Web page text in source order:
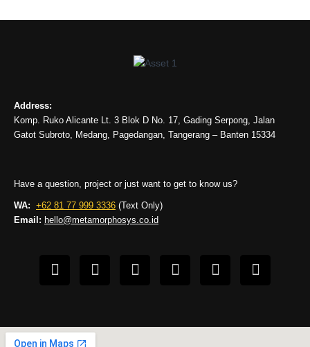
Address:
Komp. Ruko Alicante Lt. 3 Blok D No. 17, Gading Serpong, Jalan
Gatot Subroto, Medang, Pagedangan, Tangerang – Banten 15334
Have a question, project or just want to get to know us?
WA: +62 81 77 999 3336 (Text Only)
Email: hello@metamorphosys.co.id